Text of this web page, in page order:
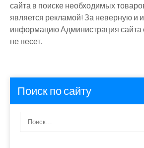
сайта в поиске необходимых
является рекламой! За неверную и
информацию Администрация сайта
не несет.
Поиск по сайту